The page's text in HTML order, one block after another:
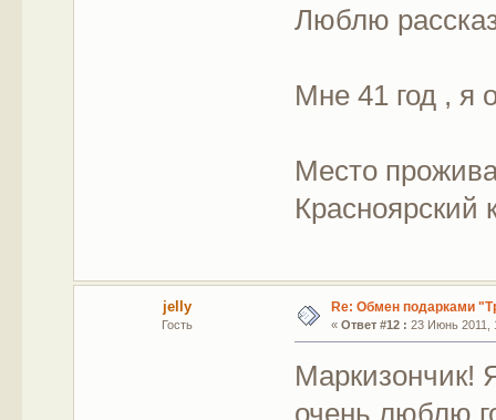
Люблю
Мне 41 год , я
Место
Красноярский
jelly
Гость
Re: Обмен подарками
« Ответ #12 : 23 Июнь 2011,
Маркизончик!
очень люблю